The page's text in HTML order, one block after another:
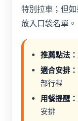
特別拉車；但
放入口袋名單。
推薦點法：
適合安排：
部行程
用餐提醒：
安排